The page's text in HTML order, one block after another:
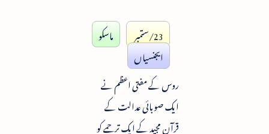
23/ستمبر
ماسکو
ایجنسیاں
روس کے مفتی اعظم نے
ایک صوبائی عدالت کے
قرآن مجید کے ایک ترجمے کو